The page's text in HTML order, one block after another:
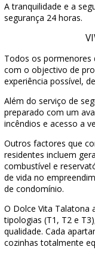
A tranquilidade e a
segurança 24 horas.
Todos os pormenores
com o objectivo de
experiência possível,
Além do serviço de
preparado com um
incêndios e acesso a
Outros factores que
residentes incluem
combustível e
de vida no
de condomínio.
O Dolce Vita Talatona
tipologias (T1, T2 e
qualidade. Cada
cozinhas totalmente